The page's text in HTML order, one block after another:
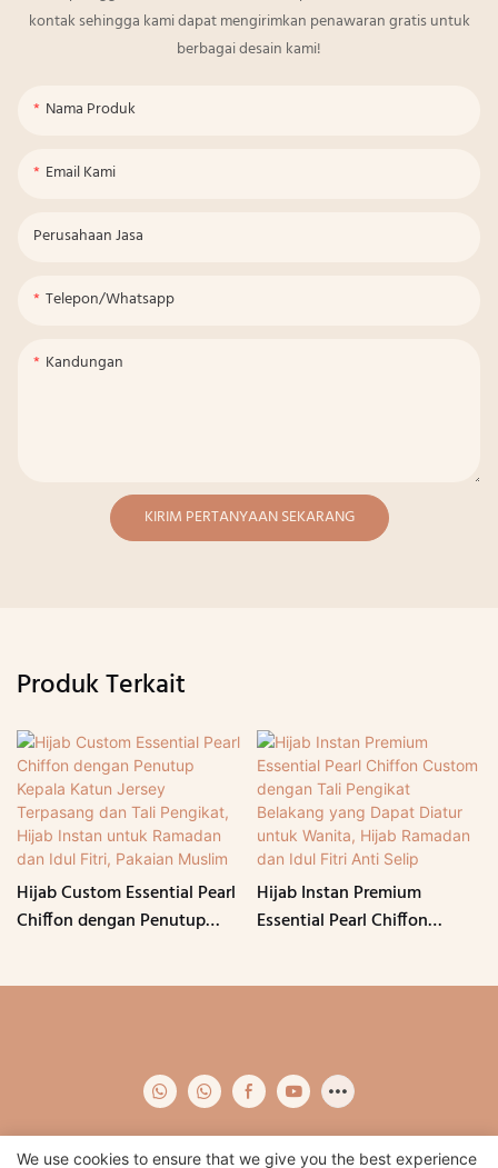
kontak sehingga kami dapat mengirimkan penawaran gratis untuk
berbagai desain kami!
Nama Produk
Email Kami
Perusahaan Jasa
Telepon/whatsapp
Kandungan
KIRIM PERTANYAAN SEKARANG
Produk Terkait
Hijab Custom Essential Pearl
Chiffon dengan Penutup
Hijab Instan Premium
Essential Pearl Chiffon
We use cookies to ensure that we give you the best experience